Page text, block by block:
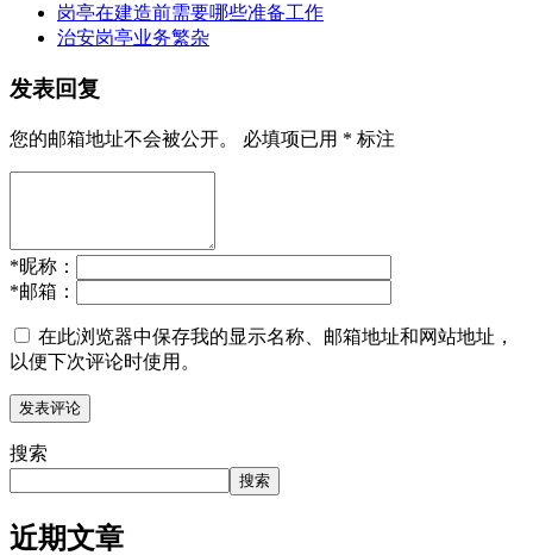
岗亭在建造前需要哪些准备工作
治安岗亭业务繁杂
发表回复
您的邮箱地址不会被公开。 必填项已用 * 标注
*昵称：
*邮箱：
在此浏览器中保存我的显示名称、邮箱地址和网站地址，
以便下次评论时使用。
搜索
搜索
近期文章